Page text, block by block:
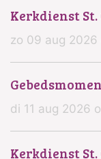
Kerkdienst
zo 09 aug
di 11 aug 2026
Kerkdienst